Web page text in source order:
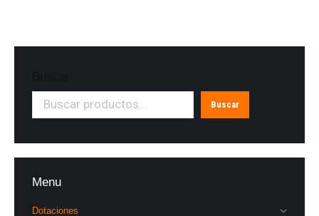
Buscar
Menu
Dotaciones